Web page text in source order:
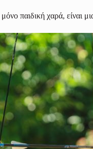
παιδική χαρά, είναι